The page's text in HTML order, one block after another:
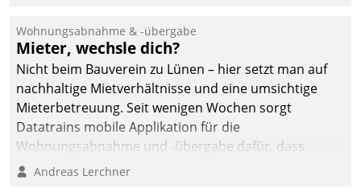
und Beschwerde-Management einen eigenen Kanal
ein.
Wohnungsabnahme & -übergabe
Mieter, wechsle dich?
Nicht beim Bauverein zu Lünen – hier setzt man auf
nachhaltige Mietverhältnisse und eine umsichtige
Mieterbetreuung. Seit wenigen Wochen sorgt
Datatrains mobile Applikation für die
Wohnungsabnahme und -übergabe dafür, dass
Mieter wohlgeordnet kommen und, so es sein muss,
Andreas Lerchner